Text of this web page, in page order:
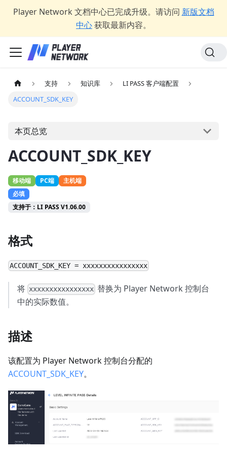
Player Network 文档中心已完成升级。请访问 新版文档
中心获取最新内容。
支持 知识库
LI PASS 客户端配置
ACCOUNT_SDK_KEY
本页总览
ACCOUNT_SDK_KEY
移动端 PC端
主机端
必填
支持于：LI PASS V1.06.00
格式
ACCOUNT_SDK_KEY = xxxxxxxxxxxxxxxx
将 xxxxxxxxxxxxxxxx 替换为 Player Network 控制台
中的实际数值。
描述
该配置为 Player Network 控制台分配的
ACCOUNT_SDK_KEY。